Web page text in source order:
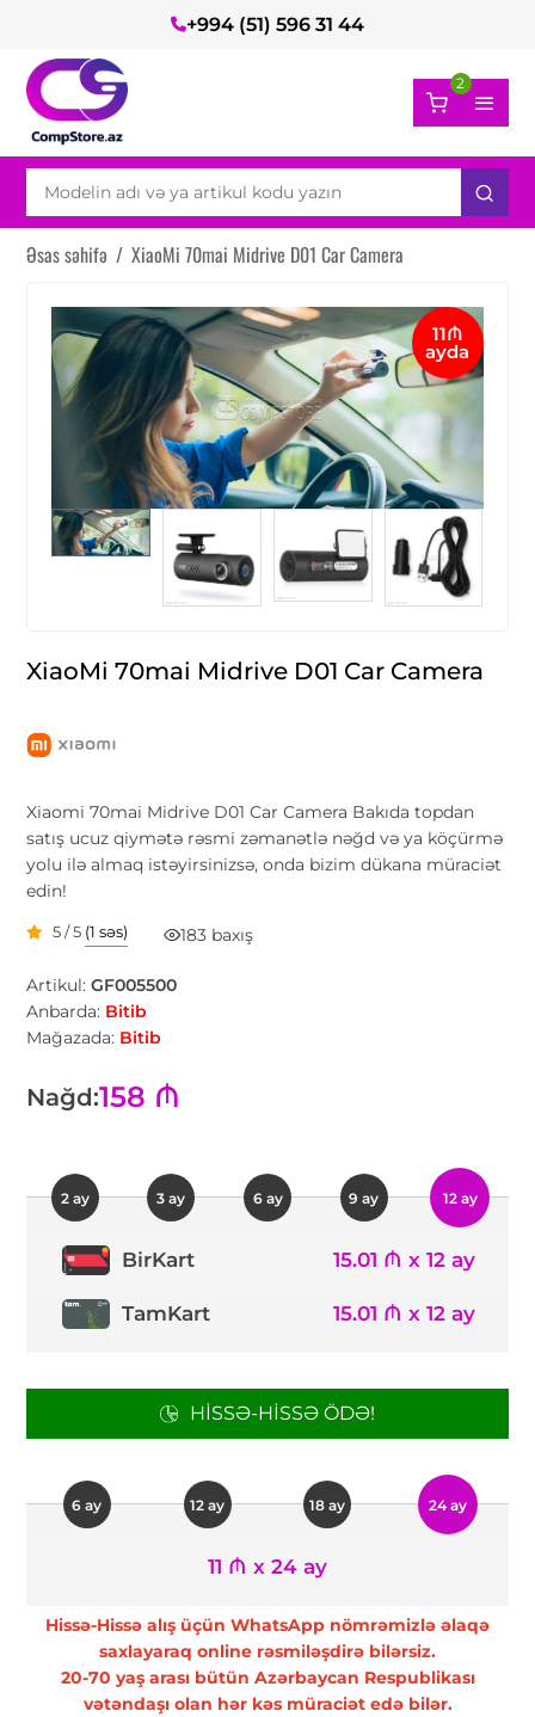
+994 (51) 596 31 44
2
Əsas səhifə / XiaoMi 70mai Midrive D01 Car Camera
11₼
ayda
XiaoMi 70mai Midrive D01 Car Camera
Xiaomi 70mai Midrive D01 Car Camera Bakıda topdan
satış ucuz qiymətə rəsmi zəmanətlə nəğd və ya köçürmə
yolu ilə almaq istəyirsinizsə, onda bizim dükana müraciət
edin!
5 / 5 (1 səs) 183 baxış
Artikul:GF005500
Anbarda: Bitib
Mağazada: Bitib
Nağd:158 ₼
2 ay 3 ay 6 ay 9 ay 12 ay
BirKart 15.01 ₼ x 12 ay
TamKart 15.01 ₼ x 12 ay
HISSƏ-HISSƏ ÖDƏ!
6 ay 12 ay 18 ay 24 ay
11 ₼ x 24 ay
Hissə-Hissə alış üçün WhatsApp nömrəmizlə əlaqə
saxlayaraq online rəsmiləşdirə bilərsiz.
20-70 yaş arası bütün Azərbaycan Respublikası
vətəndaşı olan hər kəs müraciət edə bilər.